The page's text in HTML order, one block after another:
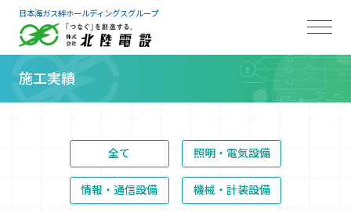
日本海ガス絆ホールディングスグループ
施工実績
全て 照明・電気設備
情報・通信設備 機械・計装設備